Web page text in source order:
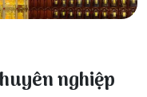
nghiệp